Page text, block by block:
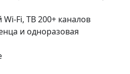
Fi, ТВ 200+ каналов
и одноразовая